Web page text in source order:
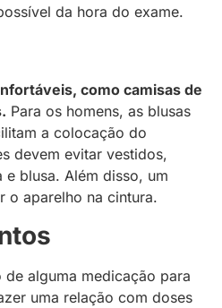
da hora do exame.
como camisas de
Para os homens, as blusas
a colocação do
devem evitar vestidos,
blusa. Além disso, um
o aparelho na cintura.
alguma medicação para
uma relação com doses